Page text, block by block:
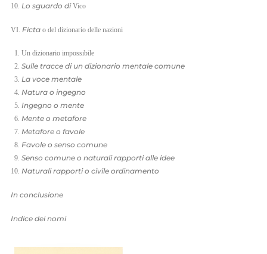
Lo sguardo diVico
VI. Ficta o del dizionario delle nazioni
Un dizionario impossibile
Sulle tracce di un dizionario mentale comune
La voce mentale
Natura o ingegno
Ingegno o mente
Mente o metafore
Metafore o favole
Favole o senso comune
Senso comune o naturali rapporti alle idee
Naturali rapporti o civile ordinamento
In conclusione
Indice dei nomi